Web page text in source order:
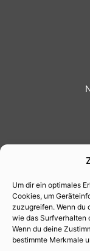
Um dir ein optimales
Cookies, um
zuzugreifen. Wenn du
wie das Surfverhalten
Wenn du deine
bestimmte Merkmale